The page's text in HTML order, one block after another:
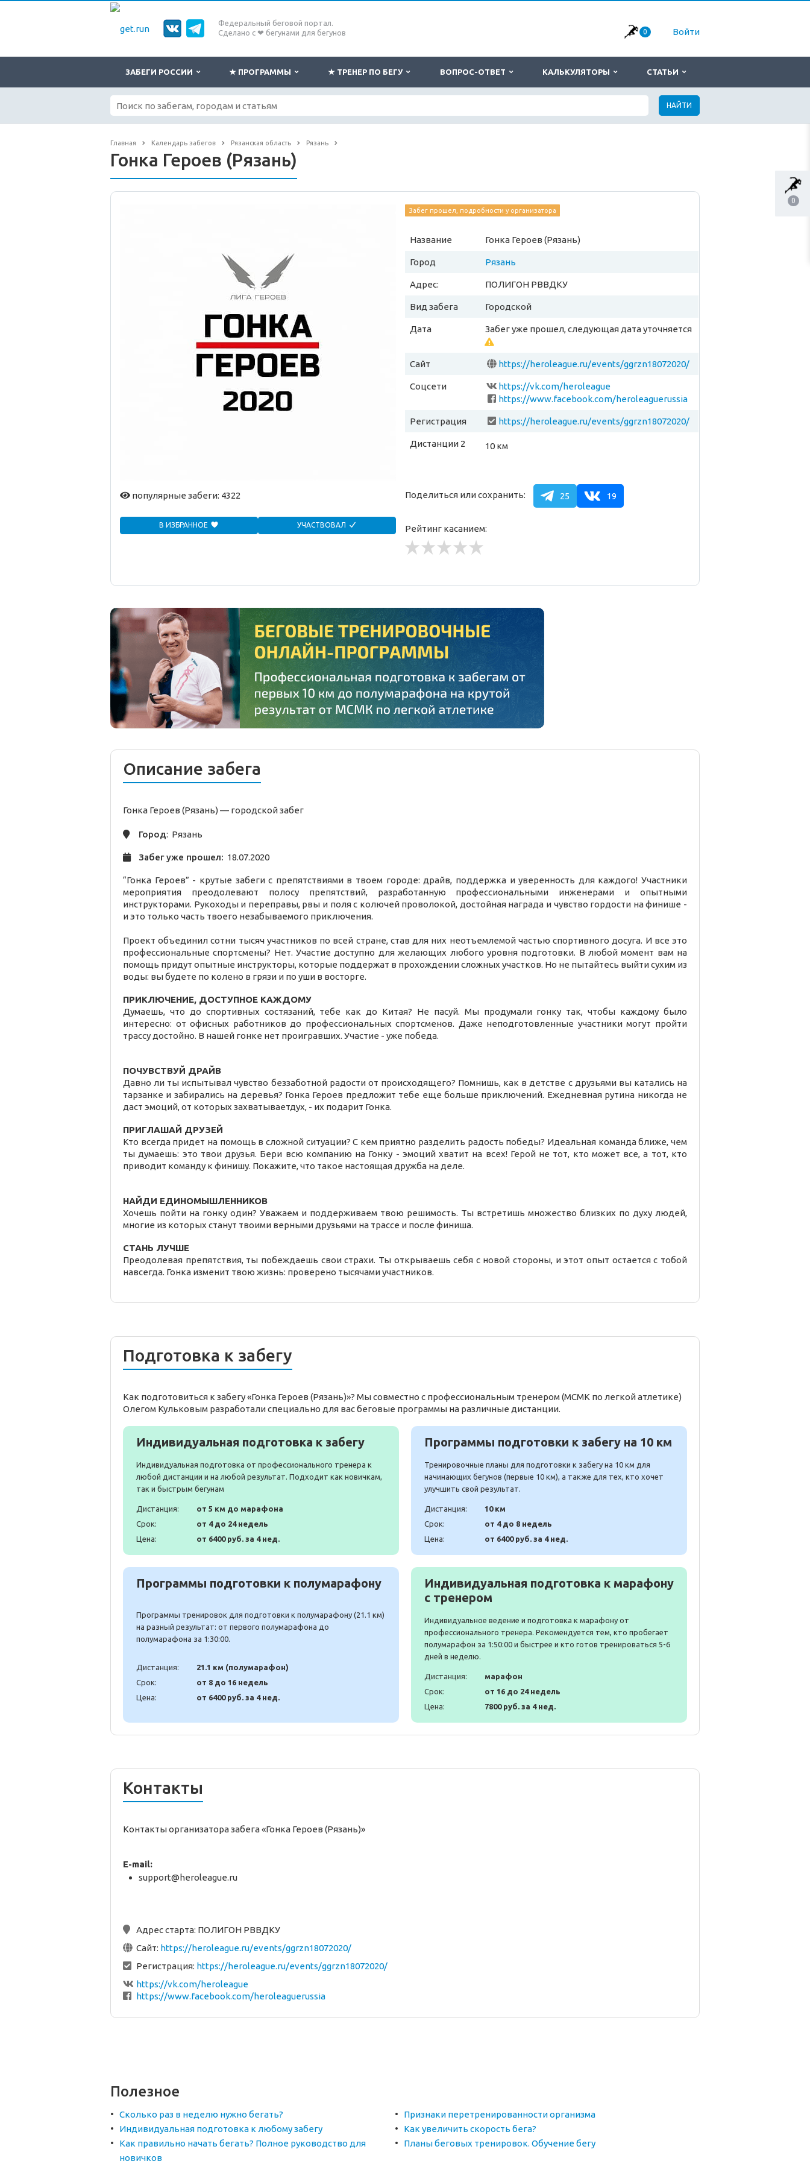
0
Федеральный беговой портал.
Сделано с ❤ бегунами для бегунов
0 Войти
ЗАБЕГИ РОССИИ ★ ПРОГРАММЫ ★ ТРЕНЕР ПО БЕГУ ВОПРОС-ОТВЕТ КАЛЬКУЛЯТОРЫ СТАТЬИ
НАЙТИ
Главная Календарь забегов Рязанская область Рязань
Гонка Героев (Рязань)
популярные забеги: 4322
В ИЗБРАННОЕ УЧАСТВОВАЛ
Забег прошел, подробности у организатора
Название Гонка Героев (Рязань)
Город Рязань
Адрес: ПОЛИГОН РВВДКУ
Вид забега Городской
Дата Забег уже прошел, следующая дата уточняется
Сайт https://heroleague.ru/events/ggrzn18072020/
Соцсети
https://vk.com/heroleague
https://www.facebook.com/heroleaguerussia
Регистрация https://heroleague.ru/events/ggrzn18072020/
Дистанции 2 10 км
Поделиться или сохранить: 25 19
Рейтинг касанием:
Описание забега
Гонка Героев (Рязань) — городскойзабег
Город: Рязань
Забег уже прошел: 18.07.2020
“Гонка Героев” - крутые забеги с препятствиями в твоем городе: драйв, поддержка и уверенность для каждого! Участники
мероприятия преодолевают полосу препятствий, разработанную профессиональными инженерами и опытными
инструкторами. Рукоходы и переправы, рвы и поля с колючей проволокой, достойная награда и чувство гордости на финише -
и это только часть твоего незабываемого приключения.
Проект объединил сотни тысяч участников по всей стране, став для них неотъемлемой частью спортивного досуга. И все это
профессиональные спортсмены? Нет. Участие доступно для желающих любого уровня подготовки. В любой момент вам на
помощь придут опытные инструкторы, которые поддержат в прохождении сложных участков. Но не пытайтесь выйти сухим из
воды: вы будете по колено в грязи и по уши в восторге.
ПРИКЛЮЧЕНИЕ, ДОСТУПНОЕ КАЖДОМУ
Думаешь, что до спортивных состязаний, тебе как до Китая? Не пасуй. Мы продумали гонку так, чтобы каждому было
интересно: от офисных работников до профессиональных спортсменов. Даже неподготовленные участники могут пройти
трассу достойно. В нашей гонке нет проигравших. Участие - уже победа.
ПОЧУВСТВУЙ ДРАЙВ
Давно ли ты испытывал чувство беззаботной радости от происходящего? Помнишь, как в детстве с друзьями вы катались на
тарзанке и забирались на деревья? Гонка Героев предложит тебе еще больше приключений. Ежедневная рутина никогда не
даст эмоций, от которых захватываетдух, - их подарит Гонка.
ПРИГЛАШАЙ ДРУЗЕЙ
Кто всегда придет на помощь в сложной ситуации? С кем приятно разделить радость победы? Идеальная команда ближе, чем
ты думаешь: это твои друзья. Бери всю компанию на Гонку - эмоций хватит на всех! Герой не тот, кто может все, а тот, кто
приводит команду к финишу. Покажите, что такое настоящая дружба на деле.
НАЙДИ ЕДИНОМЫШЛЕННИКОВ
Хочешь пойти на гонку один? Уважаем и поддерживаем твою решимость. Ты встретишь множество близких по духу людей,
многие из которых станут твоими верными друзьями на трассе и после финиша.
СТАНЬ ЛУЧШЕ
Преодолевая препятствия, ты побеждаешь свои страхи. Ты открываешь себя с новой стороны, и этот опыт остается с тобой
навсегда. Гонка изменит твою жизнь: проверено тысячами участников.
Подготовка к забегу
Как подготовиться к забегу «Гонка Героев (Рязань)»? Мы совместно с профессиональным тренером (МСМК по легкой атлетике)
Олегом Кульковым разработали специально для вас беговые программы на различные дистанции.
Индивидуальная подготовка к забегу
Индивидуальная подготовка от профессионального тренера к
любой дистанции и на любой результат. Подходит как новичкам,
так и быстрым бегунам
Дистанция:
от 5 км до марафона
Срок:
от 4 до 24 недель
Цена:
от 6400 руб. за 4 нед.
Программы подготовки к забегу на 10 км
Тренировочные планы для подготовки к забегу на 10 км для
начинающих бегунов (первые 10 км), а также для тех, кто хочет
улучшить свой результат.
Дистанция:
10 км
Срок:
от 4 до 8 недель
Цена:
от 6400 руб. за 4 нед.
Программы подготовки к полумарафону
Программы тренировок для подготовки к полумарафону (21.1 км)
на разный результат: от первого полумарафона до
полумарафона за 1:30:00.
Дистанция:
21.1 км (полумарафон)
Срок:
от 8 до 16 недель
Цена:
от 6400 руб. за 4 нед.
Индивидуальная подготовка к марафону
с тренером
Индивидуальное ведение и подготовка к марафону от
профессионального тренера. Рекомендуется тем, кто пробегает
полумарафон за 1:50:00 и быстрее и кто готов тренироваться 5-6
дней в неделю.
Дистанция:
марафон
Срок:
от 16 до 24 недель
Цена:
7800 руб. за 4 нед.
Контакты
Контакты организатора забега «Гонка Героев (Рязань)»
E-mail:
support@heroleague.ru
Адрес старта: ПОЛИГОН РВВДКУ
Сайт: https://heroleague.ru/events/ggrzn18072020/
Регистрация: https://heroleague.ru/events/ggrzn18072020/
https://vk.com/heroleague
https://www.facebook.com/heroleaguerussia
Полезное
Сколько раз в неделю нужно бегать?
Признаки перетренированности организма
Индивидуальная подготовка к любому забегу
Как увеличить скорость бега?
Как правильно начать бегать? Полное руководство для
новичков
Планы беговых тренировок. Обучение бегу